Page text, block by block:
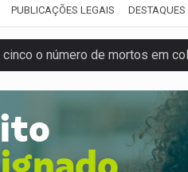
PUBLICAÇÕES LEGAIS
cinco o número de mortos em
lei contra violência sexual
discutem energia nuclear,